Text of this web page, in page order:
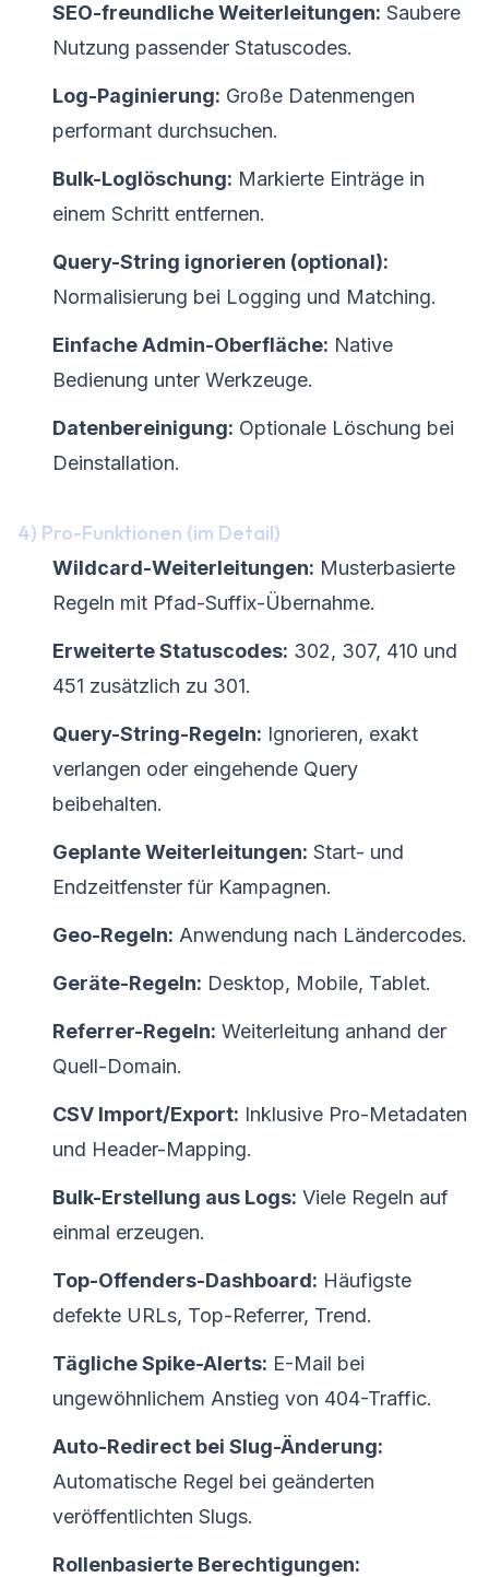
SEO-freundliche Weiterleitungen: Saubere
Nutzung passender Statuscodes.
Log-Paginierung: Große Datenmengen
performant durchsuchen.
Bulk-Loglöschung: Markierte Einträge in
einem Schritt entfernen.
Query-String ignorieren (optional):
Normalisierung bei Logging und Matching.
Einfache Admin-Oberfläche: Native
Bedienung unter Werkzeuge.
Datenbereinigung: Optionale Löschung bei
Deinstallation.
4) Pro-Funktionen (im Detail)
Wildcard-Weiterleitungen: Musterbasierte
Regeln mit Pfad-Suffix-Übernahme.
Erweiterte Statuscodes: 302, 307, 410 und
451 zusätzlich zu 301.
Query-String-Regeln: Ignorieren, exakt
verlangen oder eingehende Query
beibehalten.
Geplante Weiterleitungen: Start- und
Endzeitfenster für Kampagnen.
Geo-Regeln: Anwendung nach Ländercodes.
Geräte-Regeln: Desktop, Mobile, Tablet.
Referrer-Regeln: Weiterleitung anhand der
Quell-Domain.
CSV Import/Export: Inklusive Pro-Metadaten
und Header-Mapping.
Bulk-Erstellung aus Logs: Viele Regeln auf
einmal erzeugen.
Top-Offenders-Dashboard: Häufigste
defekte URLs, Top-Referrer, Trend.
Tägliche Spike-Alerts: E-Mail bei
ungewöhnlichem Anstieg von 404-Traffic.
Auto-Redirect bei Slug-Änderung:
Automatische Regel bei geänderten
veröffentlichten Slugs.
Rollenbasierte Berechtigungen: